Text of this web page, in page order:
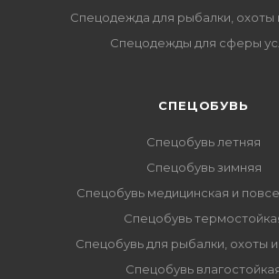
Спецодежда для рыбалки, охоты
Спецодежды для сферы
CПЕЦОБУВЬ
Спецобувь летняя
Спецобувь зимняя
Спецобувь медицинская и
Спецобувь
Спецобувь для рыбалки, охоты
Спецобувь